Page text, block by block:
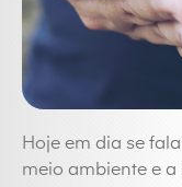
Hoje em dia se
meio ambiente e